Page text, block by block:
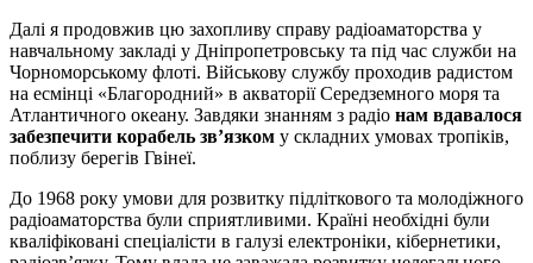
Далі я продовжив цю захопливу справу радіоаматорства у
навчальному закладі у Дніпропетровську та під час служби на
Чорноморському флоті. Військову службу проходив радистом
на есмінці «Благородний» в акваторії Середземного моря та
Атлантичного океану. Завдяки знанням з радіо нам вдавалося
забезпечити корабель зв’язком у складних умовах тропіків,
поблизу берегів Гвінеї.
До 1968 року умови для розвитку підліткового та молодіжного
радіоаматорства були сприятливими. Країні необхідні були
кваліфіковані спеціалісти в галузі електроніки, кібернетики,